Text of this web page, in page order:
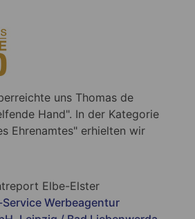
uns Thomas de
Hand". In der Kategorie
Ehrenamtes" erhielten wir
Elbe-Elster
Service Werbeagentur